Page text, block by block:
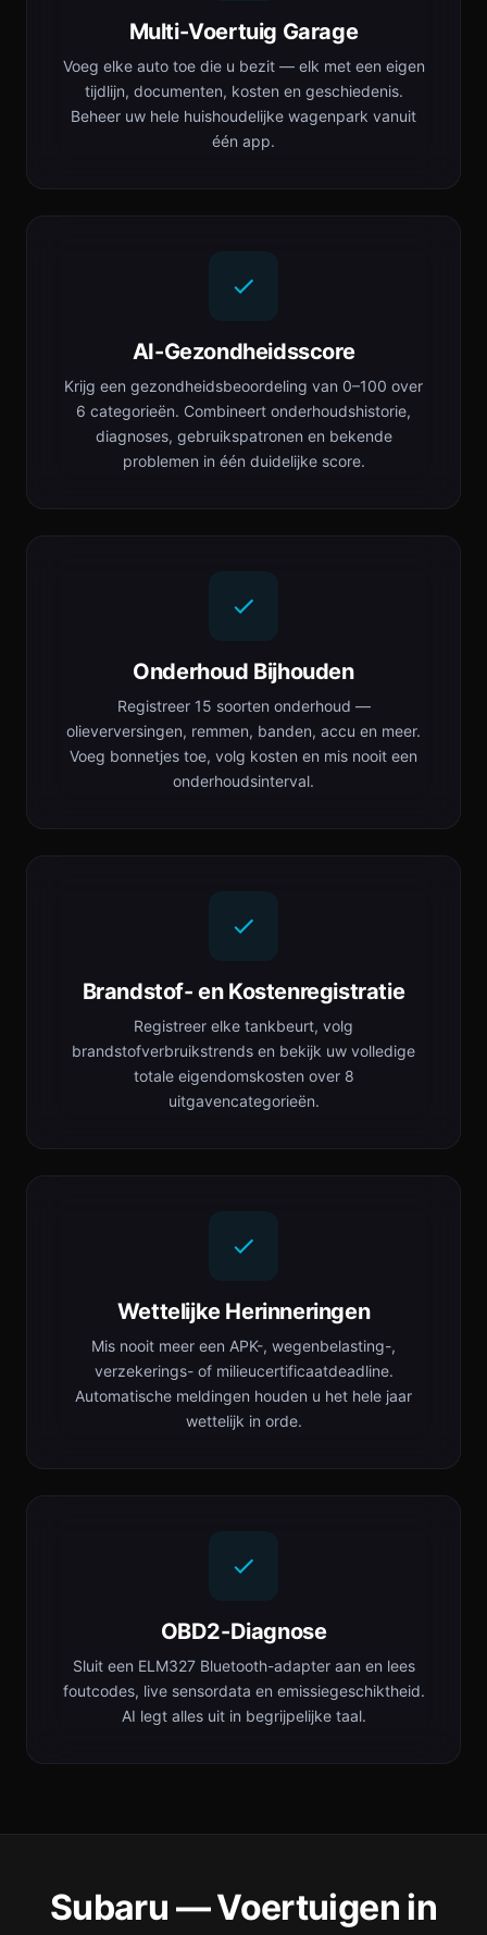
Multi-Voertuig Garage
Voeg elke auto toe die u bezit — elk met een eigen
tijdlijn, documenten, kosten en geschiedenis.
Beheer uw hele huishoudelijke wagenpark vanuit
één app.
AI-Gezondheidsscore
Krijg een gezondheidsbeoordeling van 0–100 over
6 categorieën. Combineert onderhoudshistorie,
diagnoses, gebruikspatronen en bekende
problemen in één duidelijke score.
Onderhoud Bijhouden
Registreer 15 soorten onderhoud —
olieverversingen, remmen, banden, accu en meer.
Voeg bonnetjes toe, volg kosten en mis nooit een
onderhoudsinterval.
Brandstof- en Kostenregistratie
Registreer elke tankbeurt, volg
brandstofverbruikstrends en bekijk uw volledige
totale eigendomskosten over 8
uitgavencategorieën.
Wettelijke Herinneringen
Mis nooit meer een APK-, wegenbelasting-,
verzekerings- of milieucertificaatdeadline.
Automatische meldingen houden u het hele jaar
wettelijk in orde.
OBD2-Diagnose
Sluit een ELM327 Bluetooth-adapter aan en lees
foutcodes, live sensordata en emissiegeschiktheid.
AI legt alles uit in begrijpelijke taal.
Subaru — Voertuigen in